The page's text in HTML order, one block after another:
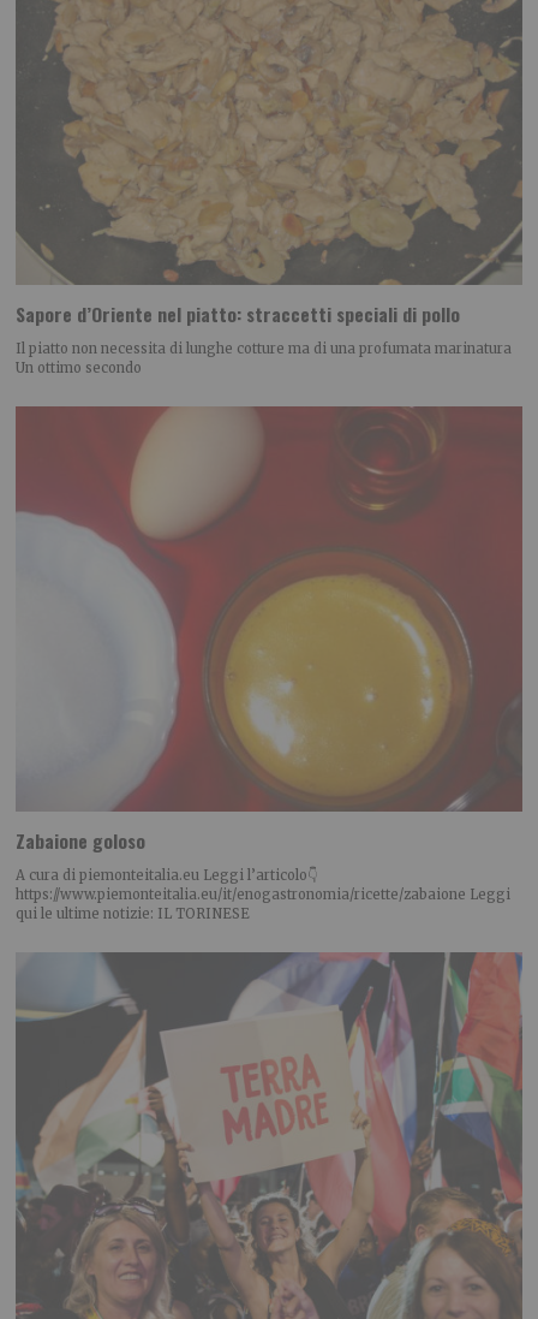
Sapore d’Oriente nel piatto: straccetti speciali di pollo
Il piatto non necessita di lunghe cotture ma di una profumata marinatura
Un ottimo secondo
Zabaione goloso
A cura di piemonteitalia.eu Leggi l’articolo👇
https://www.piemonteitalia.eu/it/enogastronomia/ricette/zabaione Leggi
qui le ultime notizie: IL TORINESE